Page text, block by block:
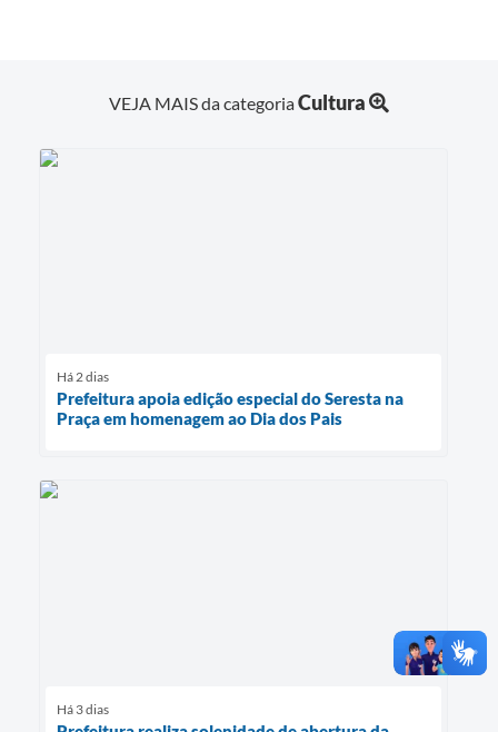
VEJA MAIS da categoriaCultura
Há 2 dias
Prefeitura apoia edição especial do Seresta na
Praça em homenagem ao Dia dos Pais
Há 3 dias